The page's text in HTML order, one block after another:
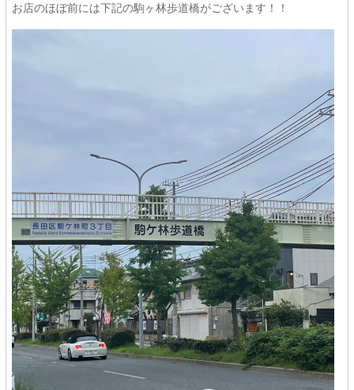
お店のほぼ前には下記の駒ヶ林歩道橋がございます！！